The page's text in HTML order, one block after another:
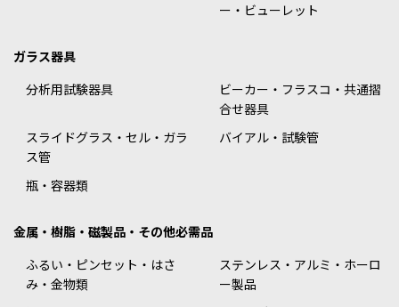
ー・ビューレット
ガラス器具
分析用試験器具
ビーカー・フラスコ・共通摺
合せ器具
スライドグラス・セル・ガラ
ス管
バイアル・試験管
瓶・容器類
金属・樹脂・磁製品・その他必需品
ふるい・ピンセット・はさ
み・金物類
ステンレス・アルミ・ホーロ
ー製品